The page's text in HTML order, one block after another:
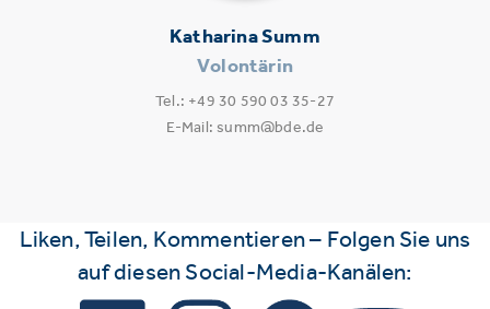
Katharina Summ
Volontärin
Tel.: +49 30 590 03 35-27
E-Mail: summ@bde.de
Liken, Teilen, Kommentieren – Folgen Sie uns
auf diesen Social-Media-Kanälen: